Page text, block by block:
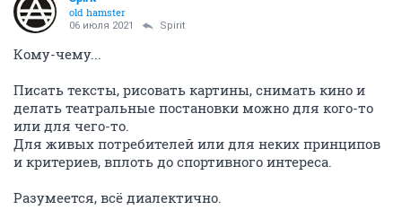
old hamster
06 июля 2021 Spirit
Кому-чему...
Писать тексты, рисовать картины, снимать кино и
делать театральные постановки можно для кого-то
или для чего-то.
Для живых потребителей или для неких принципов
и критериев, вплоть до спортивного интереса.
Разумеется, всё диалектично.